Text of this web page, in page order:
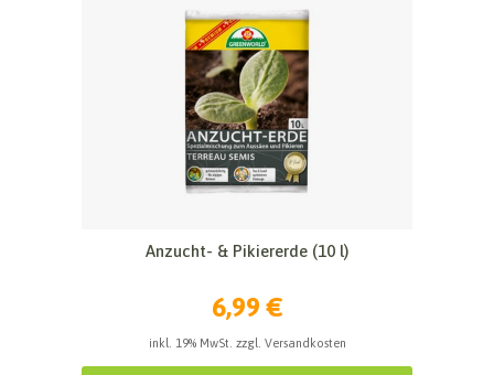
Anzucht- & Pikiererde (10 l)
6,99 €
inkl. 19% MwSt. zzgl. Versandkosten